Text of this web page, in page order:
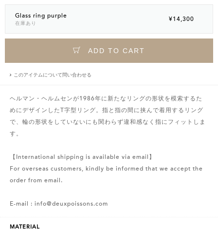
Glass ring purple
在庫あり
¥14,300
ADD TO CART
このアイテムについて問い合わせる
ヘルマン・ヘルムセンが1986年に新たなリングの形状を模索するた
めにデザインしたT字型リング。指と指の間に挟んで着用するリング
で、輪の形状をしていないにも関わらず違和感なく指にフィットしま
す。
【International shipping is available via email】
For overseas customers, kindly be informed that we accept the
order from email.
E-mail : info@deuxpoissons.com
MATERIAL